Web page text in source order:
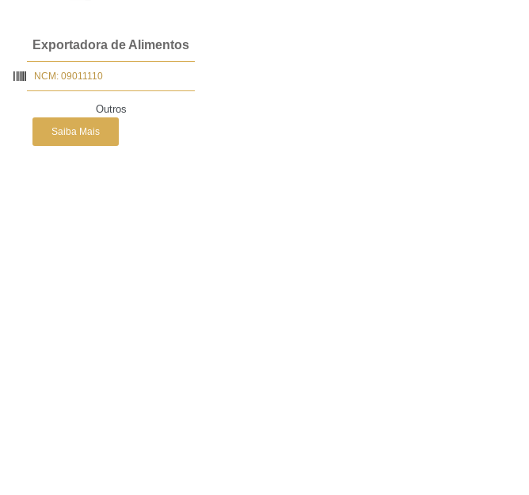
Exportadora de Alimentos
NCM: 09011110
Outros
Saiba Mais